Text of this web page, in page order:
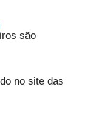
são
no site das